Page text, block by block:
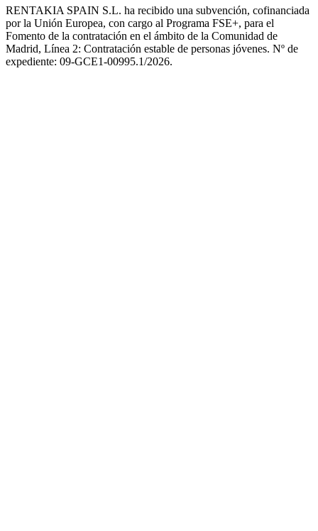
RENTAKIA SPAIN S.L. ha recibido una subvención, cofinanciada
por la Unión Europea, con cargo al Programa FSE+, para el
Fomento de la contratación en el ámbito de la Comunidad de
Madrid, Línea 2: Contratación estable de personas jóvenes. Nº de
expediente: 09-GCE1-00995.1/2026.